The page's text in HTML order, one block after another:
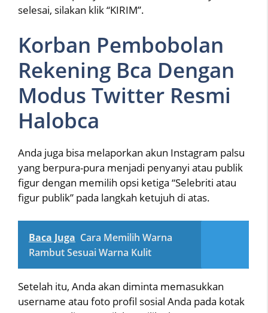
selesai, silakan klik “KIRIM”.
Korban Pembobolan
Rekening Bca Dengan
Modus Twitter Resmi
Halobca
Anda juga bisa melaporkan akun Instagram palsu
yang berpura-pura menjadi penyanyi atau publik
figur dengan memilih opsi ketiga “Selebriti atau
figur publik” pada langkah ketujuh di atas.
Baca Juga Cara Memilih Warna
Rambut Sesuai Warna Kulit
Setelah itu, Anda akan diminta memasukkan
username atau foto profil sosial Anda pada kotak